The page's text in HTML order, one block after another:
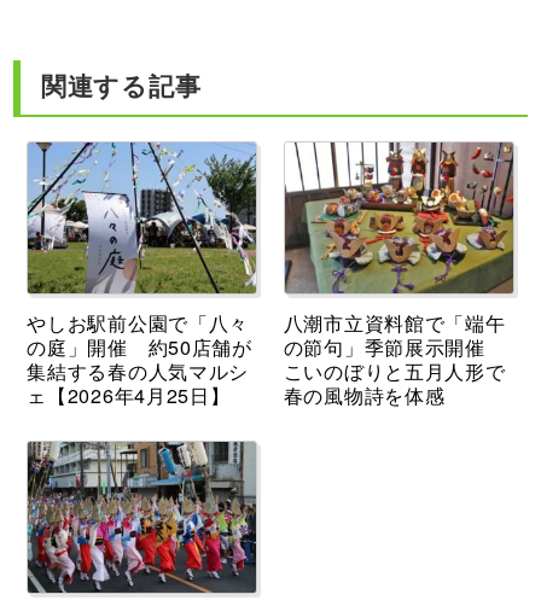
関連する記事
やしお駅前公園で「八々
の庭」開催 約50店舗が
集結する春の人気マルシ
ェ【2026年4月25日】
八潮市立資料館で「端午
の節句」季節展示開催
こいのぼりと五月人形で
春の風物詩を体感